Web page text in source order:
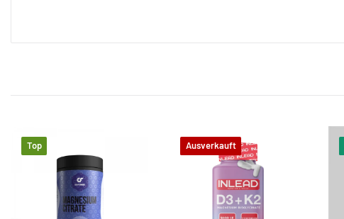
Top Ausverkauft